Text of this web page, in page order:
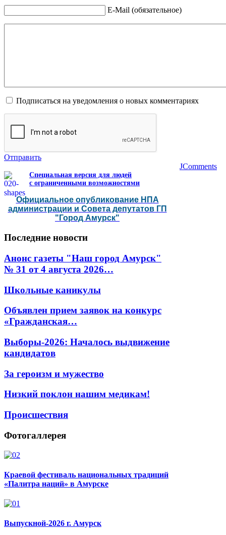
E-Mail (обязательное)
Подписаться на уведомления о новых комментариях
Отправить
JComments
Специальная версия для людей
с ограниченными возможностями
Официальное опубликование НПА
администрации и Совета депутатов ГП
"Город Амурск"
Последние новости
Анонс газеты "Наш город Амурск"
№ 31 от 4 августа 2026…
Школьные каникулы
Объявлен прием заявок на конкурс
«Гражданская…
Выборы-2026: Началось выдвижение
кандидатов
За героизм и мужество
Низкий поклон нашим медикам!
Происшествия
Фотогаллерея
Краевой фестиваль национальных традиций
«Палитра наций» в Амурске
Выпускной-2026 г. Амурск